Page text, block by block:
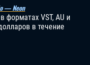
— Neon
форматах VST, AU и
в течение